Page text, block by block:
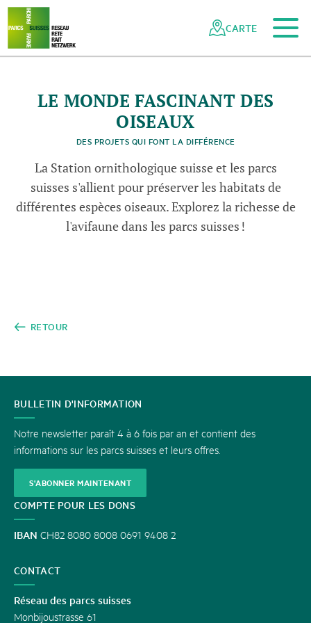
Naviguer
dans
réseau
Navigation
rapide
Vers le contenu principal
Vers la navigation mobile
Vers la recherche
Vers la zone des pieds
Vers le plan du site
CARTE
LE MONDE FASCINANT DES
OISEAUX
DES PROJETS QUI FONT LA DIFFÉRENCE
La Station ornithologique suisse et les parcs
suisses s'allient pour préserver les habitats de
différentes espèces oiseaux. Explorez la richesse de
l'avifaune dans les parcs suisses !
RETOUR
CONTACT
BULLETIN D'INFORMATION
Notre newsletter paraît 4 à 6 fois par an et contient des
informations sur les parcs suisses et leurs offres.
S'ABONNER MAINTENANT
COMPTE POUR LES DONS
IBAN CH82 8080 8008 0691 9408 2
CONTACT
Réseau des parcs suisses
Monbijoustrasse 61